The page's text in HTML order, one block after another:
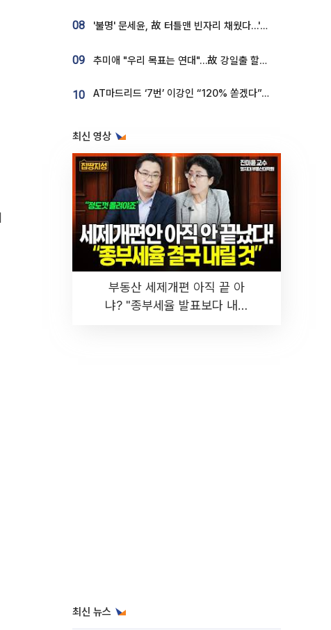
08 '불명' 문세윤, 故 터틀맨 빈자리 채웠다…'거북이' 눈물의 최종 우승
09 추미애 "우리 목표는 연대"…故 강일출 할머니 흉상 제막
10 AT마드리드 ‘7번’ 이강인 “120% 쏟겠다”⋯시메오네 감독 “필요한 선수”
최신 영상
부동산 세제개편 아직 끝 아
냐? "종부세율 발표보다 내릴
최신 뉴스